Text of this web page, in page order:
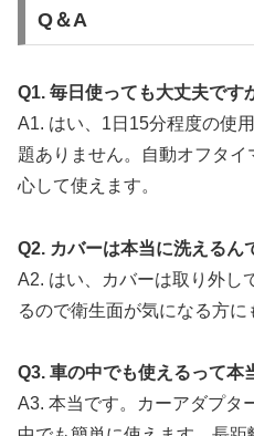
C
t
G
P
T
Q＆A
Q1. 毎日使っても大丈夫です
A1. はい、1日15分程度の使
題ありません。自動オフタ
心して使えます。
Q2. カバーは本当に洗えるん
A2. はい、カバーは取り外し
るので衛生面が気になる方に
Q3. 車の中でも使えるって本
A3. 本当です。カーアダプタ